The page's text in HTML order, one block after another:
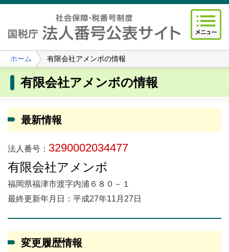
ホーム 有限会社アメンボの情報
有限会社アメンボの情報
最新情報
法人番号： 3290002034477
有限会社アメンボ
福岡県福津市渡字内浦６８０－１
最終更新年月日：平成27年11月27日
変更履歴情報